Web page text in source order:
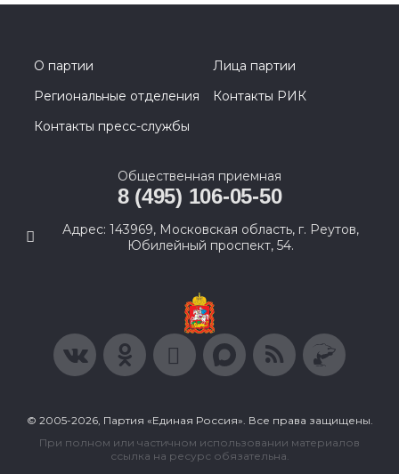
О партии
Лица партии
Региональные отделения
Контакты РИК
Контакты пресс-службы
Общественная приемная
8 (495) 106-05-50
Адрес: 143969, Московская область, г. Реутов,
Юбилейный проспект, 54.
© 2005-2026, Партия «Единая Россия». Все права защищены.
При полном или частичном использовании материалов
ссылка на ресурс обязательна.